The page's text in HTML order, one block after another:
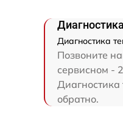
Диагностика
Позвоните
сервисном -
Диагностика
обратно.